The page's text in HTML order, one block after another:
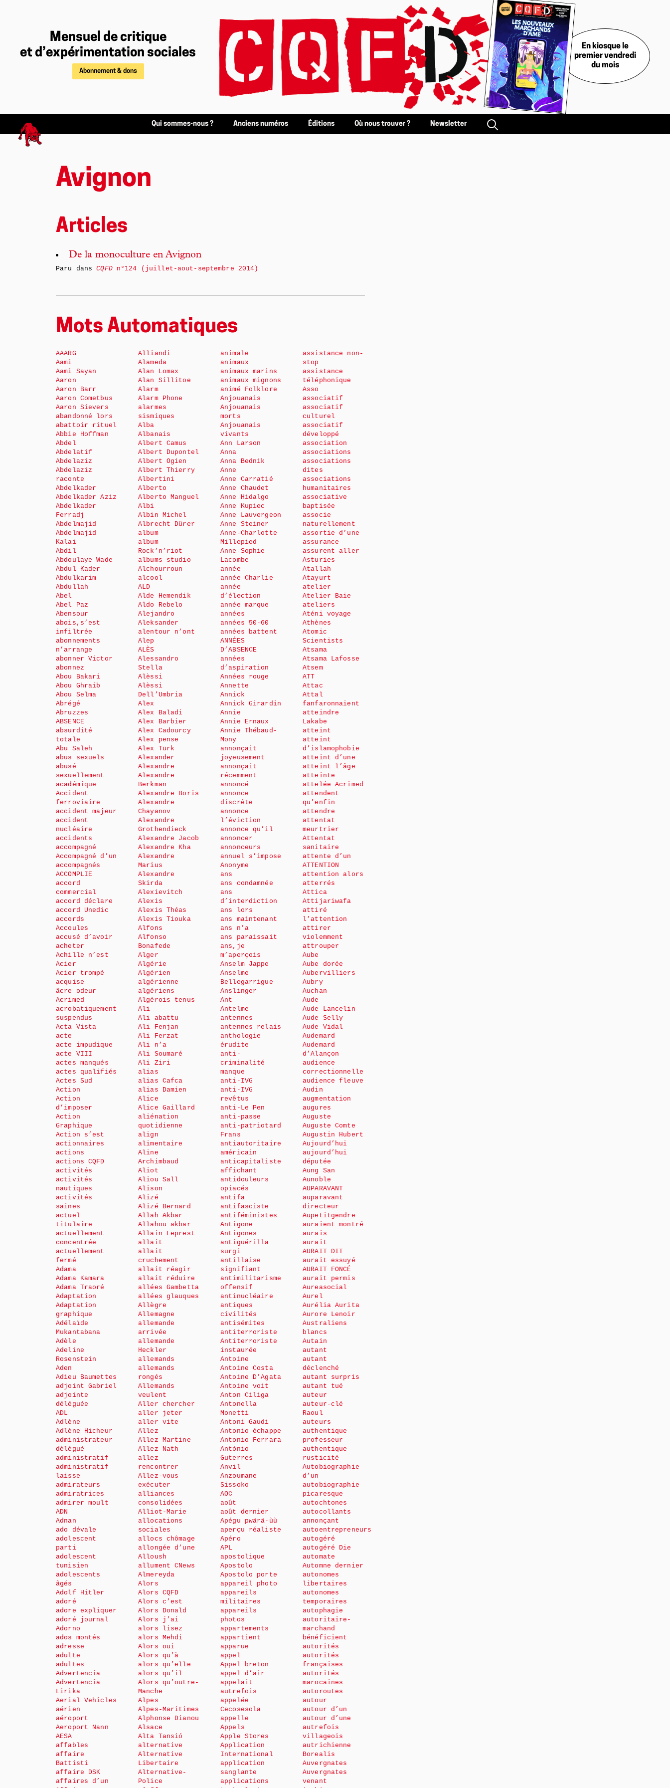
Mensuel de critique
et d’expérimentation sociales
Abonnement & dons
En kiosque le
premier vendredi
du mois
Qui sommes-nous ? Anciens numéros Éditions Où nous trouver ? Newsletter
Avignon
Articles
De la monoculture en Avignon
Paru dansCQFDn°124 (juillet-aout-septembre 2014)
Mots Automatiques
AAARG
Aami
Aami Sayan
Aaron
Aaron Barr
Aaron Cometbus
Aaron Sievers
abandonné lors
abattoir rituel
Abbie Hoffman
Abdel
Abdelatif
Abdelaziz
Abdelaziz
raconte
Abdelkader
Abdelkader Aziz
Abdelkader
Ferradj
Abdelmajid
Abdelmajid
Kalai
Abdil
Abdoulaye Wade
Abdul Kader
Abdulkarim
Abdullah
Abel
Abel Paz
Abensour
abois,s’est
infiltrée
abonnements
n’arrange
abonner Victor
abonnez
Abou Bakari
Abou Ghraib
Abou Selma
Abrégé
Abruzzes
ABSENCE
absurdité
totale
Abu Saleh
abus sexuels
abusé
sexuellement
académique
Accident
ferroviaire
accident majeur
accident
nucléaire
accidents
accompagné
Accompagné d’un
accompagnés
ACCOMPLIE
accord
commercial
accord déclare
accord Unedic
accords
Accoules
accusé d’avoir
acheter
Achille n’est
Acier
Acier trompé
acquise
âcre odeur
Acrimed
acrobatiquement
suspendus
Acta Vista
acte
acte impudique
acte VIII
actes manqués
actes qualifiés
Actes Sud
Action
Action
d’imposer
Action
Graphique
Action s’est
actionnaires
actions
actions CQFD
activités
activités
nautiques
activités
saines
actuel
titulaire
actuellement
concentrée
actuellement
fermé
Adama
Adama Kamara
Adama Traoré
Adaptation
Adaptation
graphique
Adélaïde
Mukantabana
Adèle
Adeline
Rosenstein
Aden
Adieu Baumettes
adjoint Gabriel
adjointe
déléguée
ADL
Adlène
Adlène Hicheur
administrateur
délégué
administratif
administratif
laisse
admirateurs
admiratrices
admirer moult
ADN
Adnan
ado dévale
adolescent
parti
adolescent
tunisien
adolescents
âgés
Adolf Hitler
adoré
adore expliquer
adoré journal
Adorno
ados montés
adresse
adulte
adultes
Advertencia
Advertencia
Lirika
Aerial Vehicles
aérien
aéroport
Aeroport Nann
AESA
affables
affaire
Battisti
affaire DSK
affaires d’un
Alliandi
Alameda
Alan Lomax
Alan Sillitoe
Alarm
Alarm Phone
alarmes
sismiques
Alba
Albanais
Albert Camus
Albert Dupontel
Albert Ogien
Albert Thierry
Albertini
Alberto
Alberto Manguel
Albi
Albin Michel
Albrecht Dürer
album
album
Rock’n’riot
albums studio
Alchourroun
alcool
ALD
Alde Hemendik
Aldo Rebelo
Alejandro
Aleksander
alentour n’ont
Alep
ALÈS
Alessandro
Stella
Alèssi
Alèssi
Dell’Umbria
Alex
Alex Baladi
Alex Barbier
Alex Cadourcy
Alex pense
Alex Türk
Alexander
Alexandre
Alexandre
Berkman
Alexandre Boris
Alexandre
Chayanov
Alexandre
Grothendieck
Alexandre Jacob
Alexandre Kha
Alexandre
Marius
Alexandre
Skirda
Alexievitch
Alexis
Alexis Théas
Alexis Tiouka
Alfons
Alfonso
Bonafede
Alger
Algérie
Algérien
algérienne
algériens
Algérois tenus
Ali
Ali abattu
Ali Fenjan
Ali Ferzat
Ali n’a
Ali Soumaré
Ali Ziri
alias
alias Cafca
alias Damien
Alice
Alice Gaillard
aliénation
quotidienne
align
alimentaire
Aline
Archimbaud
Aliot
Aliou Sall
Alison
Alizé
Alizé Bernard
Allah Akbar
Allahou akbar
Allain Leprest
allait
allait
cruchement
allait réagir
allait réduire
allées Gambetta
allées glauques
Allègre
Allemagne
allemande
arrivée
allemande
Heckler
allemands
allemands
rongés
Allemands
veulent
Aller chercher
aller jeter
aller vite
Allez
Allez Martine
Allez Nath
allez
rencontrer
Allez-vous
exécuter
alliances
consolidées
Alliot-Marie
allocations
sociales
allocs chômage
allongée d’une
Alloush
allument CNews
Almereyda
Alors
Alors CQFD
Alors c’est
Alors Donald
Alors j’ai
alors lisez
alors Mehdi
Alors oui
Alors qu’à
alors qu’elle
alors qu’il
Alors qu’outre-
Manche
Alpes
Alpes-Maritimes
Alphonse Dianou
Alsace
Alta Tansió
alternative
Alternative
Libertaire
Alternative-
Police
animale
animaux
animaux marins
animaux mignons
animé Folklore
Anjouanais
Anjouanais
morts
Anjouanais
vivants
Ann Larson
Anna
Anna Bednik
Anne
Anne Carratié
Anne Chaudet
Anne Hidalgo
Anne Kupiec
Anne Lauvergeon
Anne Steiner
Anne-Charlotte
Millepied
Anne-Sophie
Lacombe
année
année Charlie
année
d’élection
année marque
années
années 50-60
années battent
ANNÉES
D’ABSENCE
années
d’aspiration
Années rouge
Annette
Annick
Annick Girardin
Annie
Annie Ernaux
Annie Thébaud-
Mony
annonçait
joyeusement
annonçait
récemment
annoncé
annonce
discrète
annonce
l’éviction
annonce qu’il
annoncer
annonceurs
annuel s’impose
Anonyme
ans
ans condamnée
ans
d’interdiction
ans lors
ans maintenant
ans n’a
ans paraissait
ans,je
m’aperçois
Anselm Jappe
Anselme
Bellegarrigue
Anslinger
Ant
Antelme
antennes
antennes relais
anthologie
érudite
anti-
criminalité
manque
anti-IVG
anti-IVG
revêtus
anti-Le Pen
anti-passe
anti-patriotard
Frans
antiautoritaire
américain
anticapitaliste
affichant
antidouleurs
opiacés
antifa
antifasciste
antiféministes
Antigone
Antigones
antiguérilla
surgi
antillaise
signifiant
antimilitarisme
offensif
antinucléaire
antiques
civilités
antisémites
antiterroriste
Antiterroriste
instaurée
Antoine
Antoine Costa
Antoine D’Agata
Antoine voit
Anton Ciliga
Antonella
Monetti
Antoni Gaudi
Antonio échappe
Antonio Ferrara
António
Guterres
Anvil
Anzoumane
Sissoko
AOC
août
août dernier
Apégu pwärä-ùù
aperçu réaliste
Apéro
APL
apostolique
Apostolo
Apostolo porte
appareil photo
appareils
militaires
appareils
photos
appartements
appartient
apparue
appel
Appel breton
appel d’air
appelait
autrefois
appelée
Cecosesola
appelle
Appels
Apple Stores
Application
International
application
sanglante
applications
assistance non-
stop
assistance
téléphonique
Asso
associatif
associatif
culturel
associatif
développé
association
associations
associations
dites
associations
humanitaires
associative
baptisée
associe
naturellement
assortie d’une
assurance
assurent aller
Asturies
Atallah
Atayurt
atelier
Atelier Baie
ateliers
Aténi voyage
Athènes
Atomic
Scientists
Atsama
Atsama Lafosse
Atsem
ATT
Attac
Attal
fanfaronnaient
atteindre
Lakabe
atteint
atteint
d’islamophobie
atteint d’une
atteint l’âge
atteinte
attelée Acrimed
attendent
qu’enfin
attendre
attentat
meurtrier
Attentat
sanitaire
attente d’un
ATTENTION
attention alors
atterrés
Attica
Attijariwafa
attiré
l’attention
attirer
violemment
attrouper
Aube
Aube dorée
Aubervilliers
Aubry
Auchan
Aude
Aude Lancelin
Aude Selly
Aude Vidal
Audemard
Audemard
d’Alançon
audience
correctionnelle
audience fleuve
Audin
augmentation
augures
Auguste
Auguste Comte
Augustin Hubert
Aujourd’hui
aujourd’hui
députée
Aung San
Aunoble
AUPARAVANT
auparavant
directeur
Aupetitgendre
auraient montré
aurais
aurait
AURAIT DIT
aurait essuyé
AURAIT FONCÉ
aurait permis
Aureasocial
Aurel
Aurélia Aurita
Aurore Lenoir
Australiens
blancs
Autain
autant
autant
déclenché
autant surpris
autant tué
auteur
auteur-clé
Raoul
auteurs
authentique
professeur
authentique
rusticité
Autobiographie
d’un
autobiographie
picaresque
autochtones
autocollants
annonçant
autoentrepreneurs
autogéré
autogéré Die
automate
Automne dernier
autonomes
libertaires
autonomes
temporaires
autophagie
autoritaire-
marchand
bénéficient
autorités
autorités
françaises
autorités
marocaines
autoroutes
autour
autour d’un
autour d’une
autrefois
villageois
autrichienne
Borealis
Auvergnates
Auvergnates
venant